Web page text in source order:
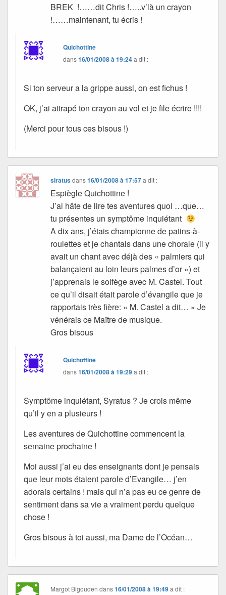
BREK !……dit Chris !…..v’là un crayon
!……maintenant, tu écris !
Quichottine
dans16/01/2008 à 19:24a dit :
Si ton serveur a la grippe aussi, on est fichus !
OK, j’ai attrapé ton crayon au vol et je file écrire !!!!
(Merci pour tous ces bisous !)
siratusdans16/01/2008 à 17:57 a dit :
Espiègle Quichottine !
J’ai hâte de lire tes aventures quoi …que…
tu présentes un symptôme inquiétant
A dix ans, j’étais championne de patins-à-
roulettes et je chantais dans une chorale (il y
avait un chant avec déjà des « palmiers qui
balançaient au loin leurs palmes d’or ») et
j’apprenais le solfège avec M. Castel. Tout
ce qu’il disait était parole d’évangile que je
rapportais très fière: « M. Castel a dit… » Je
vénérais ce Maître de musique.
Gros bisous
Quichottine
dans16/01/2008 à 19:29a dit :
Symptôme inquiétant, Syratus ? Je crois même
qu’il y en a plusieurs !
Les aventures de Quichottine commencent la
semaine prochaine !
Moi aussi j’ai eu des enseignants dont je pensais
que leur mots étaient parole d’Evangile… j’en
adorais certains ! mais qui n’a pas eu ce genre de
sentiment dans sa vie a vraiment perdu quelque
chose !
Gros bisous à toi aussi, ma Dame de l’Océan…
Margot Bigouden dans16/01/2008 à 19:49 a dit :